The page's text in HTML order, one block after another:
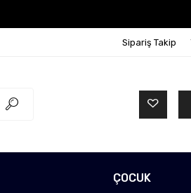
Sipariş Takip
ÇOCUK